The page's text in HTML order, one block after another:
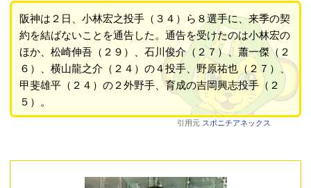
阪神は２日、小林宏之投手（３４）ら８選手に、来季の契
約を結ばないことを通告した。通告を受けたのは小林宏の
ほか、松崎伸吾（２９）、石川俊介（２７）、蕭一傑（２
６）、横山龍之介（２４）の４投手、野原祐也（２７）、
甲斐雄平（２４）の２外野手、育成の吉岡興志投手（２
５）。
引用元 スポニチアネックス